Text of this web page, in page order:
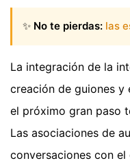
✨ No te pierdas: las
La integración de la
creación de guiones y
el próximo gran paso
Las asociaciones de
conversaciones con